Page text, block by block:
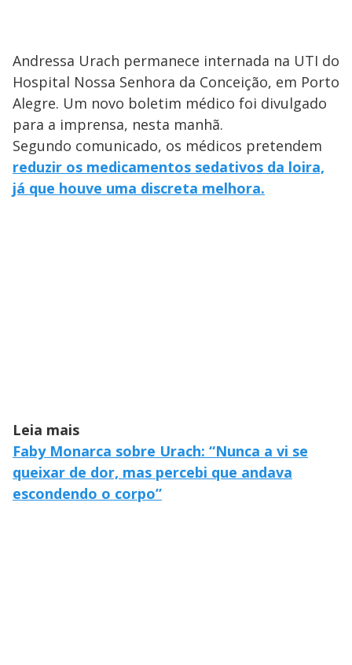
Andressa Urach permanece internada na UTI do
Hospital Nossa Senhora da Conceição, em Porto
Alegre. Um novo boletim médico foi divulgado
para a imprensa, nesta manhã.
Segundo comunicado, os médicos pretendem
reduzir os medicamentos sedativos da loira,
já que houve uma discreta melhora.
Leia mais
Faby Monarca sobre Urach: “Nunca a vi se
queixar de dor, mas percebi que andava
escondendo o corpo”